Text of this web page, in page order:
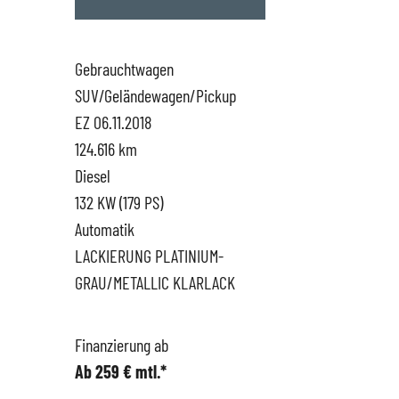
CUPRA
VW
VW Nutzfahrzeugservice
SKODA Service
Probefahrt
News
Unternehmen
Wir kaufen Dein Auto
Impressum
Gebrauchtwagen
SUV/Geländewagen/Pickup
EZ 06.11.2018
124.616 km
Diesel
132 KW (179 PS)
Automatik
LACKIERUNG PLATINIUM-
GRAU/METALLIC KLARLACK
Finanzierung ab
Ab 259 € mtl.*